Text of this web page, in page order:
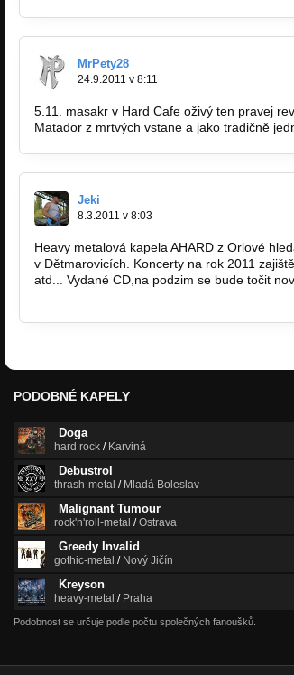
MrPety28
24.9.2011 v 8:11
5.11. masakr v Hard Cafe oživý ten pravej
Matador z mrtvých vstane a jako tradičně
Jeki
8.3.2011 v 8:03
Heavy metalová kapela AHARD z Orlové
v Dětmarovicích. Koncerty na rok 2011
atd... Vydané CD,na podzim se bude točit
PODOBNÉ KAPELY
Doga
hard rock / Karviná
Debustrol
thrash-metal / Mladá Boleslav
Malignant Tumour
rock'n'roll-metal /Ostrava
Greedy Invalid
gothic-metal / Nový Jičín
Kreyson
heavy-metal / Praha
Podobnost se určuje podle počtu společných fanoušků.